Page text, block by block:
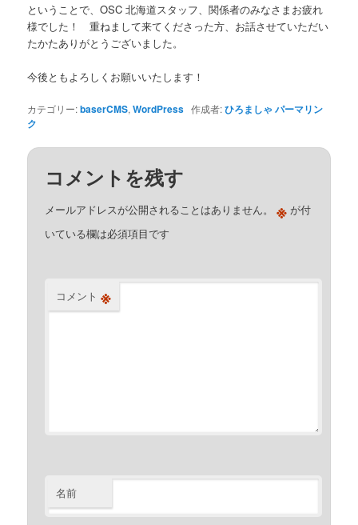
ということで、OSC 北海道スタッフ、関係者のみなさまお疲れ
様でした！ 重ねまして来てくださった方、お話させていただい
たかたありがとうございました。
今後ともよろしくお願いいたします！
カテゴリー:baserCMS,WordPress 作成者:ひろましゃ パーマリン
ク
コメントを残す
メールアドレスが公開されることはありません。 ※ が付
いている欄は必須項目です
コメント ※
名前